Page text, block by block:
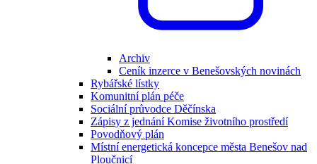
Archiv
Ceník inzerce v Benešovských novinách
Rybářské lístky
Komunitní plán péče
Sociální průvodce Děčínska
Zápisy z jednání Komise životního prostředí
Povodňový plán
Místní energetická koncepce města Benešov nad
Ploučnicí